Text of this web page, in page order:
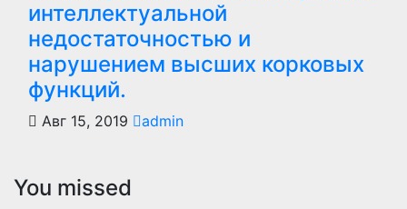
интеллектуальной
недостаточностью и
нарушением высших корковых
функций.
Авг 15, 2019 admin
You missed